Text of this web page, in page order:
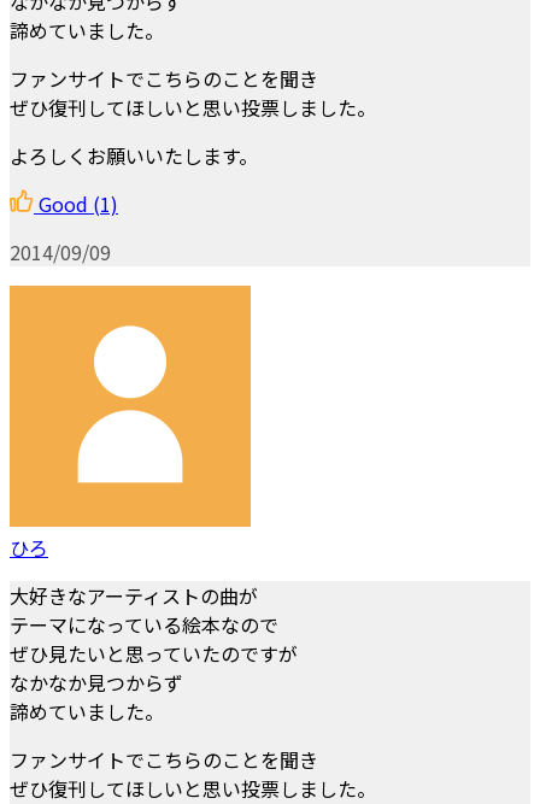
諦めていました。
ファンサイトでこちらのことを聞き
ぜひ復刊してほしいと思い投票しました。
よろしくお願いいたします。
Good (1)
2014/09/09
ひろ
大好きなアーティストの曲が
テーマになっている絵本なので
ぜひ見たいと思っていたのですが
なかなか見つからず
諦めていました。
ファンサイトでこちらのことを聞き
ぜひ復刊してほしいと思い投票しました。